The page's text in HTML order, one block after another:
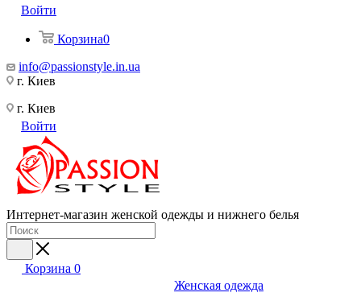
Войти
Корзина0
info@passionstyle.in.ua
г. Киев
г. Киев
Войти
Интернет-магазин женской одежды и нижнего белья
Корзина 0
Женская одежда